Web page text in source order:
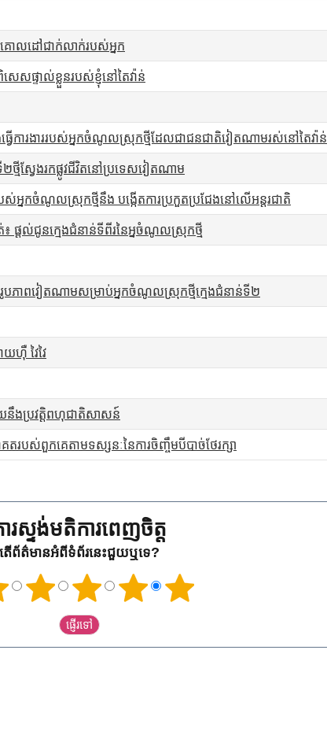
ញគោលដៅជាក់លាក់របស់អ្នក
សេសផ្ទាល់ខ្លួនរបស់ខ្ញុំនៅតៃវ៉ាន់
ការងាររបស់អ្នកចំណូលស្រុកថ្មីដែលជាជនជាតិវៀតណាមរស់នៅតៃវ៉ាន់
មីស្វែងរកផ្លូវជីវិតនៅប្រទេសវៀតណាម
នកចំណូលស្រុកថ្មីនឹង បង្កើតការប្រកួតប្រជែងនៅលើអន្តរជាតិ
ផ្តល់ជូនក្មេងជំនាន់ទីពីរនៃអ្នចំណូលស្រុកថ្មី
បភាពវៀតណាមសម្រាប់អ្នកចំណូលស្រុកថ្មីក្មេងជំនាន់ទី២
ហ៊ឺ វៃវៃ
នឹងប្រវត្តិពហុជាតិសាសន៍
បស់ពួកគេតាមទស្សនៈនៃការចិញ្ចឹមបីបាច់ថែរក្សា
រស្ទង់មតិការពេញចិត្ត
តើព័ត៌មានអំពីទំព័រនេះជួយឬទេ?